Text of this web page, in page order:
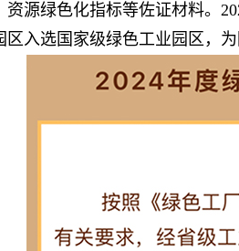
源绿色化指标等佐证材料。
区入选国家级绿色工业园区，